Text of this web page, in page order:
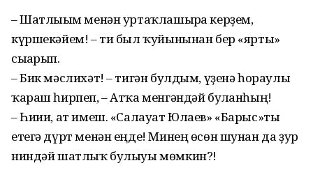
– Шатлығым менән уртаҡлашырға керҙем,
күршекәйем! – ти был ҡуйынынан бер «ярты»
сығарып.
– Бик мәслихәт! – тигән булдым, үҙенә һораулы
ҡараш һирпеп, – Атҡа менгәндәй булғанһың!
– Һиии, ат имеш. «Салауат Юлаев» «Барыс»ты
етегә дүрт менән еңде! Минең өсөн шунан да ҙур
ниндәй шатлыҡ булыуы мөмкин?!